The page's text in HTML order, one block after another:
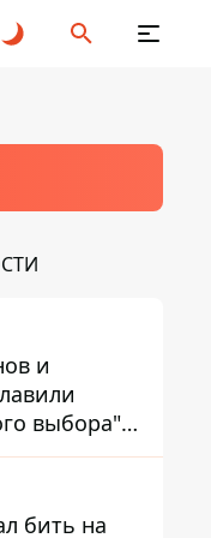
и
выбора"
показал
симпатии
бить на